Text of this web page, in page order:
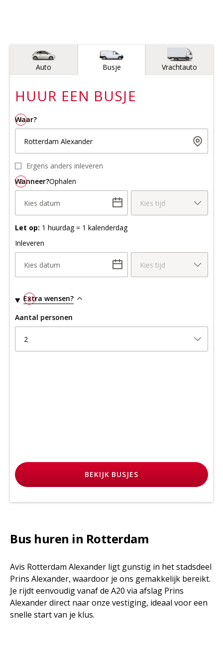
Voertuigtype
Auto Busje Vrachtauto
HUUR EEN BUSJE
1
Waar?
Rotterdam Alexander
Ergens anders inleveren
2
Wanneer?Ophalen
Kies datum Kies tijd
Let op: 1 huurdag = 1 kalenderdag
Inleveren
Kies datum Kies tijd
3
Extra wensen?
Aantal personen
2
BEKIJK BUSJES
Bus huren in Rotterdam
Avis Rotterdam Alexander ligt gunstig in het stadsdeel
Prins Alexander, waardoor je ons gemakkelijk bereikt.
Je rijdt eenvoudig vanaf de A20 via afslag Prins
Alexander direct naar onze vestiging, ideaal voor een
snelle start van je klus.